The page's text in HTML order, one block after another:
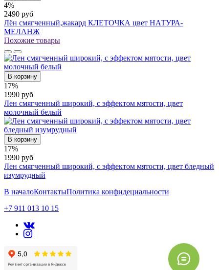
4%
2490 руб
Лён смягченный,жакард КЛЕТОЧКА цвет НАТУРА-
МЕЛАНЖ
Похожие товары
В корзину
17%
1990 руб
Лен смягченный широкий, с эффектом мятости, цвет
молочный белый
В корзину
17%
1990 руб
Лен смягченный широкий, с эффектом мятости, цвет бледный
изумрудный
В началоКонтактыПолитика конфидециальности
+7 911 013 10 15